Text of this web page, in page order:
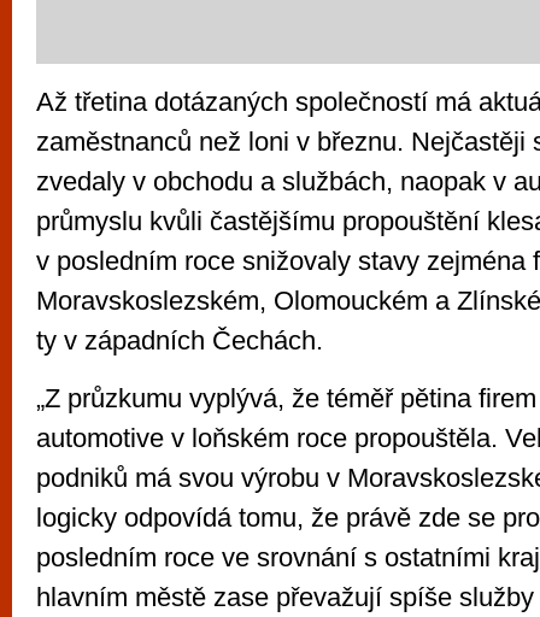
Až třetina dotázaných společností má
zaměstnanců než loni v březnu. Nejčastěji
zvedaly v obchodu a službách, naopak v
průmyslu kvůli častějšímu propouštění
v posledním roce snižovaly stavy zejména
Moravskoslezském, Olomouckém a
ty v západních Čechách.
„Z průzkumu vyplývá, že téměř pětina
automotive v loňském roce propouštěla.
podniků má svou výrobu v
logicky odpovídá tomu, že právě zde se
posledním roce ve srovnání s ostatními
hlavním městě zase převažují spíše